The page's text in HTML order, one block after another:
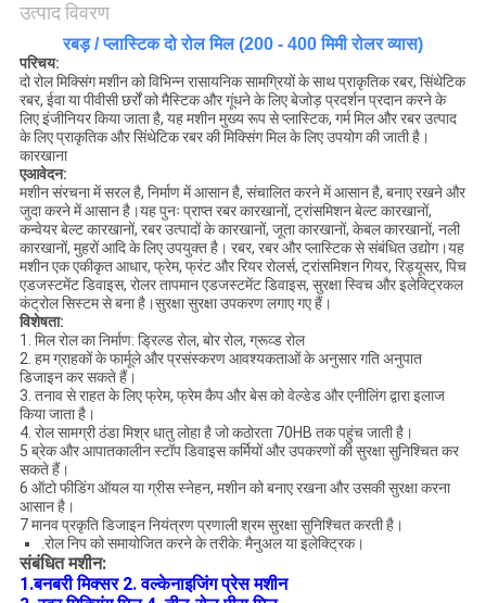
PRIVACY
POLICY
उत्पाद विवरण
रबड़ / प्लास्टिक दो रोल मिल (200 - 400 मिमी रोलर व्यास)
परिचय:
दो रोल मिक्सिंग मशीन को विभिन्न रासायनिक सामग्रियों के साथ प्राकृतिक रबर, सिंथेटिक
रबर, ईवा या पीवीसी छर्रों को मैस्टिक और गूंधने के लिए बेजोड़ प्रदर्शन प्रदान करने के
लिए इंजीनियर किया जाता है, यह मशीन मुख्य रूप से प्लास्टिक, गर्म मिल और रबर उत्पाद
के लिए प्राकृतिक और सिंथेटिक रबर की मिक्सिंग मिल के लिए उपयोग की जाती है।
कारखाना
एआवेदन:
मशीन संरचना में सरल है, निर्माण में आसान है, संचालित करने में आसान है, बनाए रखने और
जुदा करने में आसान है।यह पुनः प्राप्त रबर कारखानों, ट्रांसमिशन बेल्ट कारखानों,
कन्वेयर बेल्ट कारखानों, रबर उत्पादों के कारखानों, जूता कारखानों, केबल कारखानों, नली
कारखानों, मुहरों आदि के लिए उपयुक्त है। रबर, रबर और प्लास्टिक से संबंधित उद्योग।यह
मशीन एक एकीकृत आधार, फ्रेम, फ्रंट और रियर रोलर्स, ट्रांसमिशन गियर, रिड्यूसर, पिच
एडजस्टमेंट डिवाइस, रोलर तापमान एडजस्टमेंट डिवाइस, सुरक्षा स्विच और इलेक्ट्रिकल
कंट्रोल सिस्टम से बना है।सुरक्षा सुरक्षा उपकरण लगाए गए हैं।
विशेषता:
1. मिल रोल का निर्माण: ड्रिल्ड रोल, बोर रोल, ग्रूव्ड रोल
2. हम ग्राहकों के फार्मूले और प्रसंस्करण आवश्यकताओं के अनुसार गति अनुपात
डिजाइन कर सकते हैं।
3. तनाव से राहत के लिए फ्रेम, फ्रेम कैप और बेस को वेल्डेड और एनीलिंग द्वारा इलाज
किया जाता है।
4. रोल सामग्री ठंडा मिश्र धातु लोहा है जो कठोरता 70HB तक पहुंच जाती है।
5 ब्रेक और आपातकालीन स्टॉप डिवाइस कर्मियों और उपकरणों की सुरक्षा सुनिश्चित कर
सकते हैं।
6 ऑटो फीडिंग ऑयल या ग्रीस स्नेहन, मशीन को बनाए रखना और उसकी सुरक्षा करना
आसान है।
7 मानव प्रकृति डिजाइन नियंत्रण प्रणाली श्रम सुरक्षा सुनिश्चित करती है।
.रोल निप को समायोजित करने के तरीके: मैनुअल या इलेक्ट्रिक।
संबंधित मशीन:
1.बनबरी मिक्सर 2. वल्केनाइजिंग प्रेस मशीन